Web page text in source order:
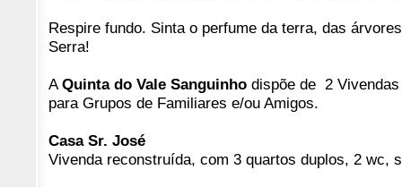
Respire fundo. Sinta o perfume da terra, das
Serra!
AQuinta do Vale Sanguinho dispõe de 2
para Grupos de Familiares e/ou Amigos.
Casa Sr. José
Vivenda reconstruída, com 3 quartos duplos, 2 wc,